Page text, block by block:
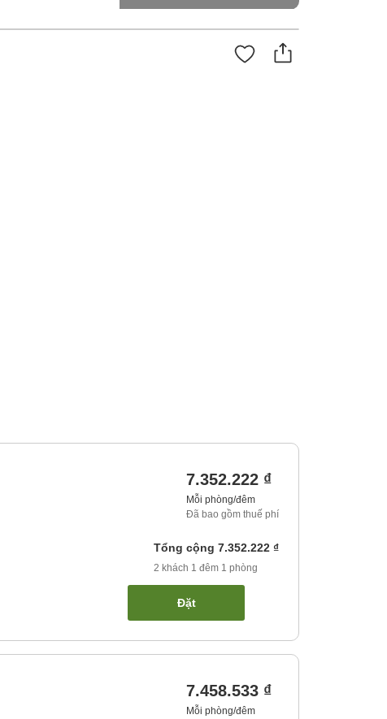
7.352.222 ₫
Mỗi phòng/đêm
Đã bao gồm thuế phí
Tổng cộng 7.352.222 ₫
2 khách 1 đêm 1 phòng
Đặt
7.458.533 ₫
Mỗi phòng/đêm